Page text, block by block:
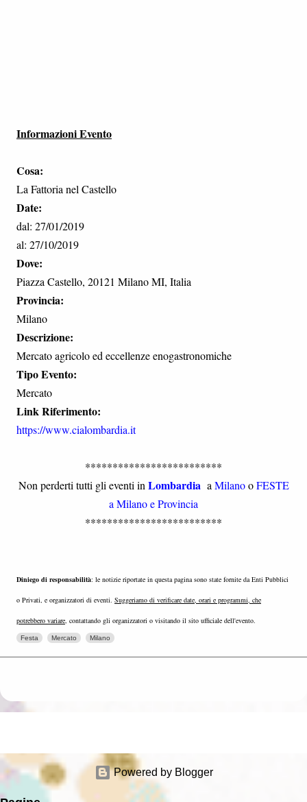
Informazioni Evento
Cosa:
La Fattoria nel Castello
Date:
dal: 27/01/2019
al: 27/10/2019
Dove:
Piazza Castello, 20121 Milano MI, Italia
Provincia:
Milano
Descrizione:
Mercato agricolo ed eccellenze enogastronomiche
Tipo Evento:
Mercato
Link Riferimento:
https://www.cialombardia.it
*************************
Non perderti tutti gli eventi in Lombardia a MilanooFESTE
a Milano e Provincia
*************************
Diniego di responsabilità: le notizie riportate in questa pagina sono state fornite da Enti Pubblici
o Privati, e organizzatori di eventi. Suggeriamo di verificare date, orari e programmi, che
potrebbero variare, contattando gli organizzatori o visitando il sito ufficiale dell'evento.
Festa Mercato Milano
Powered by Blogger